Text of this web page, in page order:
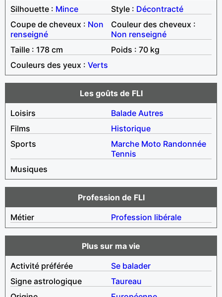
Silhouette : Mince Style : Décontracté
Coupe de cheveux : Non
renseigné
Couleur des cheveux :
Non renseigné
Taille : 178 cm
Poids : 70 kg
Couleurs des yeux : Verts
Les goûts de FLI
Loisirs
Balade Autres
Films
Historique
Sports
Marche Moto Randonnée
Tennis
Musiques
Profession de FLI
Métier
Profession libérale
Plus sur ma vie
Activité préférée
Se balader
Signe astrologique
Taureau